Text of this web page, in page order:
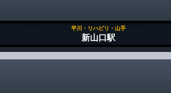
平川・リハビリ・山手
新山口駅